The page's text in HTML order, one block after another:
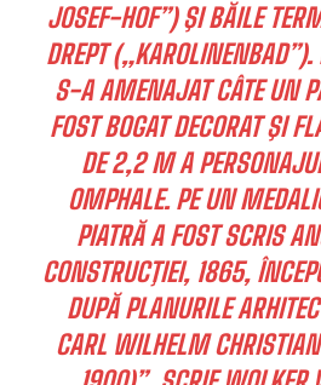
JOSEF-HOF”) ŞI BĂILE
DREPT („KAROLINENBAD”).
S-A AMENAJAT CÂTE UN
FOST BOGAT DECORAT ŞI
DE 2,2 M A
OMPHALE. PE UN
PIATRĂ A FOST SCRIS
CONSTRUCŢIEI, 1865,
DUPĂ PLANURILE
CARL WILHELM